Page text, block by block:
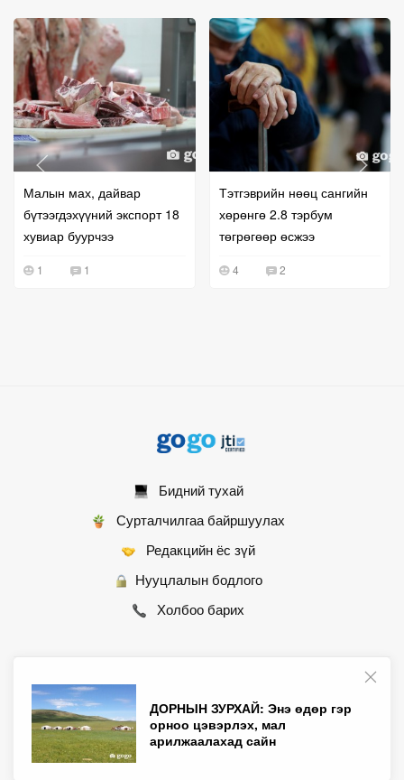
ДОРНЫН ЗУРХАЙ: Энэ өдөр гэр
орноо цэвэрлэх, мал
арилжаалахад сайн
Малын мах, дайвар
бүтээгдэхүүний экспорт 18
хувиар буурчээ
1 1
Тэтгэврийн нөөц сангийн
хөрөнгө 2.8 тэрбум
төгрөгөөр өсжээ
4 2
Бидний тухай
Сурталчилгаа байршуулах
Редакцийн ёс зүй
Нууцлалын бодлого
Холбоо барих
© 2007 - 2026 Монгол Контент ХХК • Бүх эрх хуулиар хамгаалагдсан